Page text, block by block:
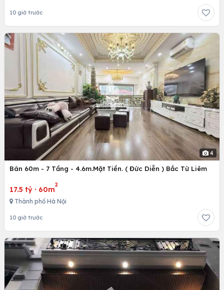
10 giờ trước
4
Bán 60m - 7 Tầng - 4.6m.Mặt Tiền. ( Đức Diễn ) Bắc Từ Liêm
17.5 tỷ · 60m
2
Thành phố Hà Nội
10 giờ trước